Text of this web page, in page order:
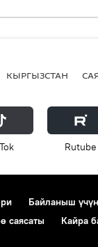
КЫРГЫЗСТАН
Rutube
Байланыш үчүн
саясаты
Кайра